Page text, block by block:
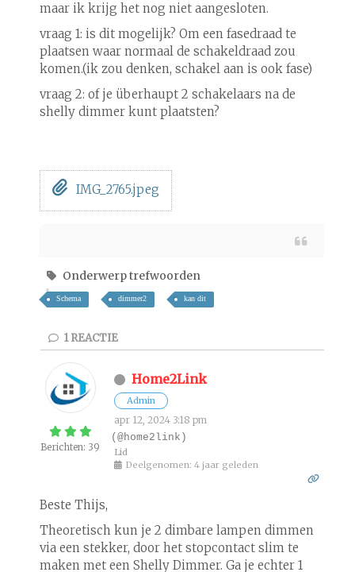
maar ik krijg het nog niet aangesloten.
vraag 1: is dit mogelijk? Om een fasedraad te
plaatsen waar normaal de schakeldraad zou
komen.(ik zou denken, schakel aan is ook fase)
vraag 2: of je überhaupt 2 schakelaars na de
shelly dimmer kunt plaatsten?
IMG_2765.jpeg
Onderwerp trefwoorden
Schema dimmer2 kan dit
1REACTIE
Berichten: 39
Home2Link
Admin
apr 12, 2024 3:18 pm
(@home2link)
Lid
Deelgenomen: 4 jaar geleden
Beste Thijs,
Theoretisch kun je 2 dimbare lampen dimmen
via een stekker, door het stopcontact slim te
maken met een Shelly Dimmer. Ga je echter 1